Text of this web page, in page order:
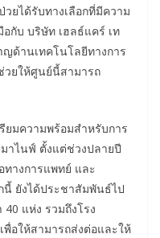
วยได้รับทางเลือกที่มีความ
กับ บริษัท เฮลธ์แคร์ เท
ด้านเทคโนโลยีทางการ
ยให้ศูนย์นี้สามารถ
ยมความพร้อมสำหรับการ
าไนฟ์ ตั้งแต่ช่วงปลายปี
ทางการแพทย์ และ
ยังได้ประชาสัมพันธ์ไป
40 แห่ง รวมถึงโรง
อให้สามารถส่งต่อและให้